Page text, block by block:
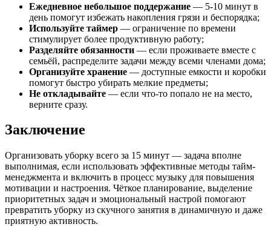
Ежедневное небольшое поддержание — 5-10 минут в
день помогут избежать накопления грязи и беспорядка;
Используйте таймер — ограничение по времени
стимулирует более продуктивную работу;
Разделяйте обязанности — если проживаете вместе с
семьёй, распределите задачи между всеми членами дома;
Организуйте хранение — доступные емкости и коробки
помогут быстро убирать мелкие предметы;
Не откладывайте — если что-то попало не на место,
верните сразу.
Заключение
Организовать уборку всего за 15 минут — задача вполне
выполнимая, если использовать эффективные методы тайм-
менеджмента и включить в процесс музыку для повышения
мотивации и настроения. Чёткое планирование, выделение
приоритетных задач и эмоциональный настрой помогают
превратить уборку из скучного занятия в динамичную и даже
приятную активность.